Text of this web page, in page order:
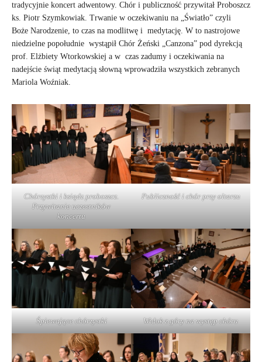
tradycyjnie koncert adwentowy. Chór i publiczność przywitał Proboszcz
ks. Piotr Szymkowiak. Trwanie w oczekiwaniu na „Światło” czyli
Boże Narodzenie, to czas na modlitwę i medytację. W to nastrojowe
niedzielne popołudnie wystąpił Chór Żeński „Canzona” pod dyrekcją
prof. Elżbiety Wtorkowskiej a w czas zadumy i oczekiwania na
nadejście świąt medytacją słowną wprowadziła wszystkich zebranych
Mariola Woźniak.
Chórzystki i ksiądz proboszcz.
Przywitanie uczestników
koncertu
Publiczność i chór przy ołtarzu
Śpiewające chórzystki Widok z góry na występ chóru